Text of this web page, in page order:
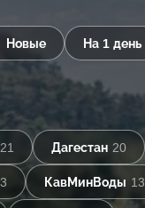
Новые На 1 день
21 Дагестан 20
КавМинВоды 13